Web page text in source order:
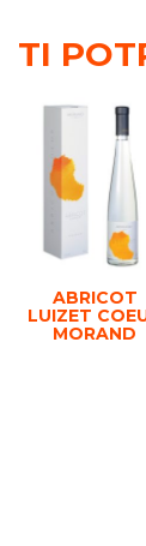
TI
ABRICOT
LUIZET
MORAND